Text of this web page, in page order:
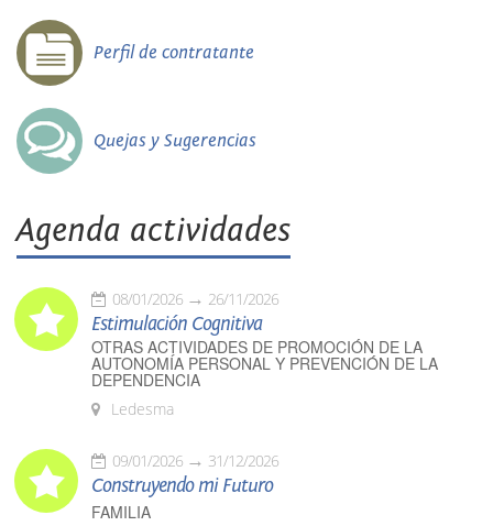
Perfil de contratante
Quejas y Sugerencias
Agenda actividades
08/01/2026 26/11/2026
Estimulación Cognitiva
OTRAS ACTIVIDADES DE PROMOCIÓN DE LA
AUTONOMÍA PERSONAL Y PREVENCIÓN DE LA
DEPENDENCIA
Ledesma
09/01/2026 31/12/2026
Construyendo mi Futuro
FAMILIA